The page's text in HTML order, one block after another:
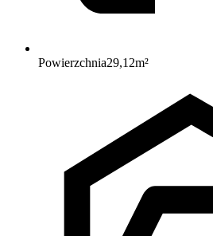
Powierzchnia29,12m²